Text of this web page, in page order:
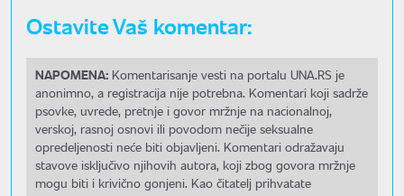
Ostavite Vaš komentar:
NAPOMENA: Komentarisanje vesti na portalu UNA.RS je
anonimno, a registracija nije potrebna. Komentari koji sadrže
psovke, uvrede, pretnje i govor mržnje na nacionalnoj,
verskoj, rasnoj osnovi ili povodom nečije seksualne
opredeljenosti neće biti objavljeni. Komentari odražavaju
stavove isključivo njihovih autora, koji zbog govora mržnje
mogu biti i krivično gonjeni. Kao čitatelj prihvatate